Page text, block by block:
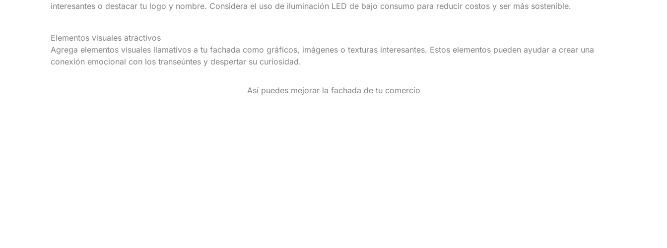
interesantes o destacar tu logo y nombre. Considera el uso de iluminación LED de bajo consumo para reducir costos y ser más sostenible.
Elementos visuales atractivos
Agrega elementos visuales llamativos a tu fachada como gráficos, imágenes o texturas interesantes. Estos elementos pueden ayudar a crear una
conexión emocional con los transeúntes y despertar su curiosidad.
Así puedes mejorar la fachada de tu comercio